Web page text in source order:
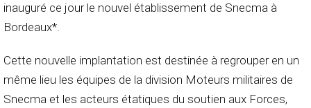
inauguré ce jour le nouvel établissement de Snecma à
Bordeaux*.
Cette nouvelle implantation est destinée à regrouper en un
même lieu les équipes de la division Moteurs militaires de
Snecma et les acteurs étatiques du soutien aux Forces,